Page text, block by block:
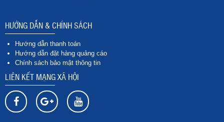
HƯỚNG DẪN & CHÍNH SÁCH
Hướng dẫn thanh toán
Hướng dẫn đặt hàng quảng cáo
Chính sách bảo mật thông tin
LIÊN KẾT MẠNG XÃ HỘI